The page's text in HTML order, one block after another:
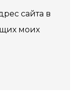
сайта в
моих